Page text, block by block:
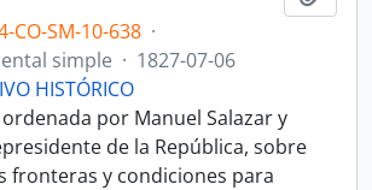
CO-SM-10-638 ·
simple · 1827-07-06
HISTÓRICO
por Manuel Salazar y
de la República, sobre
fronteras y condiciones para